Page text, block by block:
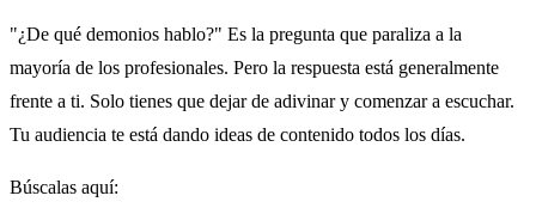
"¿De qué demonios hablo?" Es la pregunta que paraliza a la
mayoría de los profesionales. Pero la respuesta está generalmente
frente a ti. Solo tienes que dejar de adivinar y comenzar a escuchar.
Tu audiencia te está dando ideas de contenido todos los días.
Búscalas aquí: